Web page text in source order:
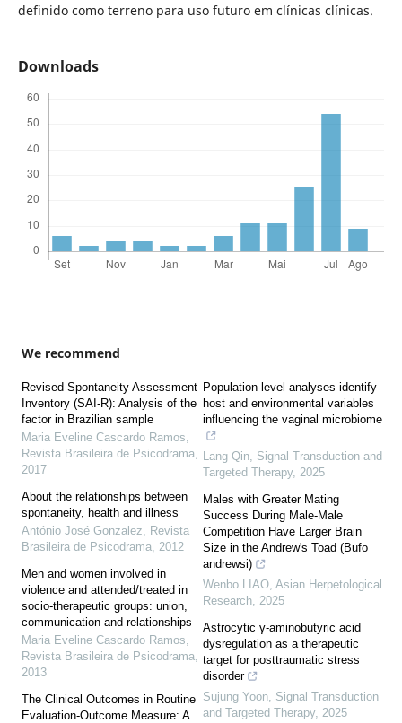
definido como terreno para uso futuro em clínicas clínicas.
Downloads
We recommend
Revised Spontaneity Assessment
Inventory (SAI-R): Analysis of the
factor in Brazilian sample
Maria Eveline Cascardo Ramos
Revista Brasileira de Psicodrama,
2017
About the relationships between
spontaneity, health and illness
António José Gonzalez
Revista
Brasileira de Psicodrama, 2012
Men and women involved in
violence and attended/treated in
socio-therapeutic groups: union,
communication and relationships
Maria Eveline Cascardo Ramos
Revista Brasileira de Psicodrama,
2013
The Clinical Outcomes in Routine
Evaluation-Outcome Measure: A
Population-level analyses identify
host and environmental variables
influencing the vaginal microbiome
Lang Qin Signal Transduction and
Targeted Therapy, 2025
Males with Greater Mating
Success During Male-Male
Competition Have Larger Brain
Size in the Andrew's Toad (Bufo
andrewsi)
Wenbo LIAO Asian Herpetological
Research 2025
Astrocytic γ-aminobutyric acid
dysregulation as a therapeutic
target for posttraumatic stress
disorder
Sujung Yoon Signal Transduction
and Targeted Therapy, 2025